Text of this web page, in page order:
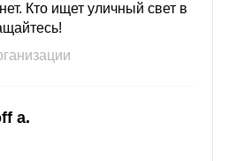
Кто ищет уличный свет в
a.